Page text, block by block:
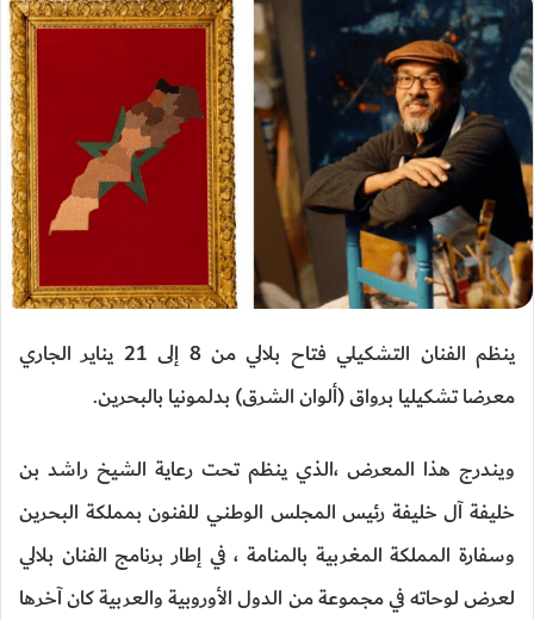
ينظم الفنان التشكيلي فتاح بلالي من 8 إلى 21 يناير الجاري
معرضا تشكيليا برواق (ألوان الشرق) بدلمونيا بالبحرين.
ويندرج هذا المعرض ،الذي ينظم تحت رعاية الشيخ راشد بن
خليفة آل خليفة رئيس المجلس الوطني للفنون بمملكة البحرين
وسفارة المملكة المغربية بالمنامة ، في إطار برنامج الفنان بلالي
لعرض لوحاته في مجموعة من الدول الأوروبية والعربية كان آخرها